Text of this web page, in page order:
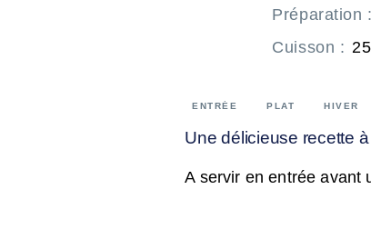
Préparation :
Cuisson :
ENTRÉE PLAT HIVER
Une délicieuse recette à
A servir en entrée avant